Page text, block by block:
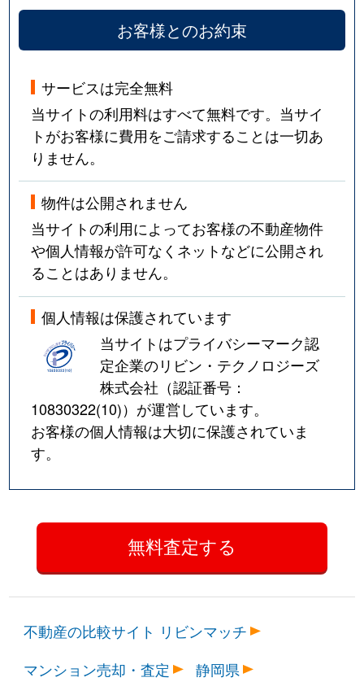
お客様とのお約束
サービスは完全無料
当サイトの利用料はすべて無料です。当サイ
トがお客様に費用をご請求することは一切あ
りません。
物件は公開されません
当サイトの利用によってお客様の不動産物件
や個人情報が許可なくネットなどに公開され
ることはありません。
個人情報は保護されています
当サイトはプライバシーマーク認
定企業のリビン・テクノロジーズ
株式会社（認証番号：
10830322(10)）が運営しています。
お客様の個人情報は大切に保護されていま
す。
不動産の比較サイト リビンマッチ
マンション売却・査定
静岡県